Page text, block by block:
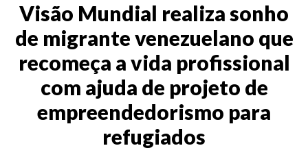
Visão Mundial realiza sonho
de migrante venezuelano que
recomeça a vida profissional
com ajuda de projeto de
empreendedorismo para
refugiados